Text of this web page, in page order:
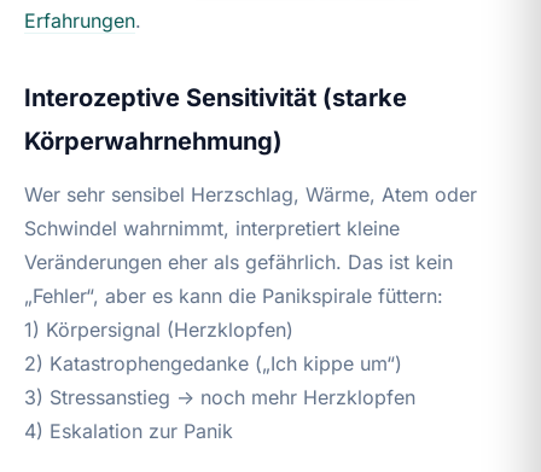
Erfahrungen.
Interozeptive Sensitivität (starke
Körperwahrnehmung)
Wer sehr sensibel Herzschlag, Wärme, Atem oder
Schwindel wahrnimmt, interpretiert kleine
Veränderungen eher als gefährlich. Das ist kein
„Fehler“, aber es kann die Panikspirale füttern:
1) Körpersignal (Herzklopfen)
2) Katastrophengedanke („Ich kippe um“)
3) Stressanstieg → noch mehr Herzklopfen
4) Eskalation zur Panik